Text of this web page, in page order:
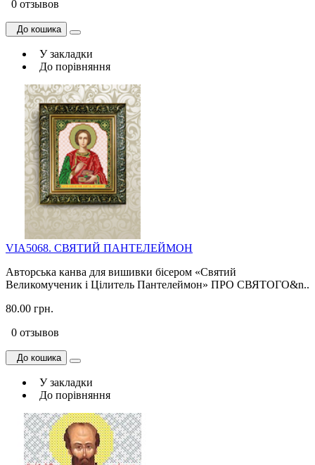
0 отзывов
До кошика
У закладки
До порівняння
VIA5068. СВЯТИЙ ПАНТЕЛЕЙМОН
Авторська канва для вишивки бісером «Святий
Великомученик і Цілитель Пантелеймон» ПРО СВЯТОГО&n..
80.00 грн.
0 отзывов
До кошика
У закладки
До порівняння